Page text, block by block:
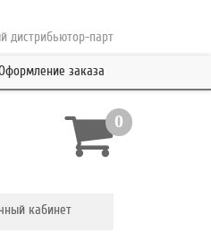
партнер концерна ESAB с
заказа
0
кабинет